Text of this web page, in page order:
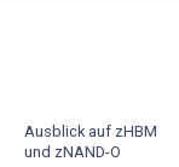
Ausblick auf zHBM
und zNAND-O